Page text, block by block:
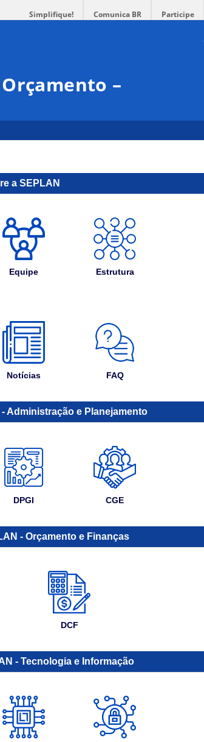
Simplifique! Comunica BR Participe
–
a SEPLAN
Equipe Estrutura
Notícias FAQ
Administração e Planejamento
DPGI CGE
- Orçamento e Finanças
DCF
- Tecnologia e Informação